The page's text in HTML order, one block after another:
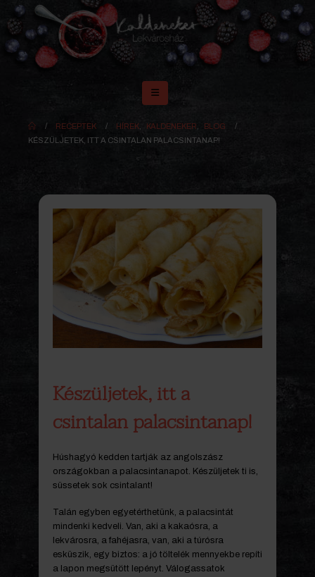
RECEPTEK HÍREK KALDENEKER
BLOG
KÉSZÜLJETEK, ITT A CSINTALAN PALACSINTANAP!
Készüljetek, itt a
csintalan palacsintanap!
Húshagyó kedden tartják az angolszász
országokban a palacsintanapot. Készüljetek ti is,
süssetek sok csintalant!
Talán egyben egyetérthetünk, a palacsintát
mindenki kedveli. Van, aki a kakaósra, a
lekvárosra, a fahéjasra, van, aki a túrósra
esküszik, egy biztos: a jó töltelék mennyekbe repíti
a lapon megsütött lepényt. Válogassatok